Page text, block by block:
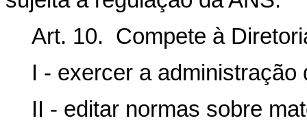
Art. 10. Compete à
I - exercer a administração
II - editar normas sobre